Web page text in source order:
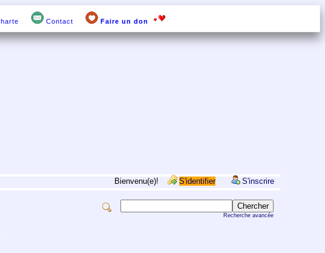
Contact Faire un don
Bienvenu(e)! S'identifier S'inscrire
Recherche avancée